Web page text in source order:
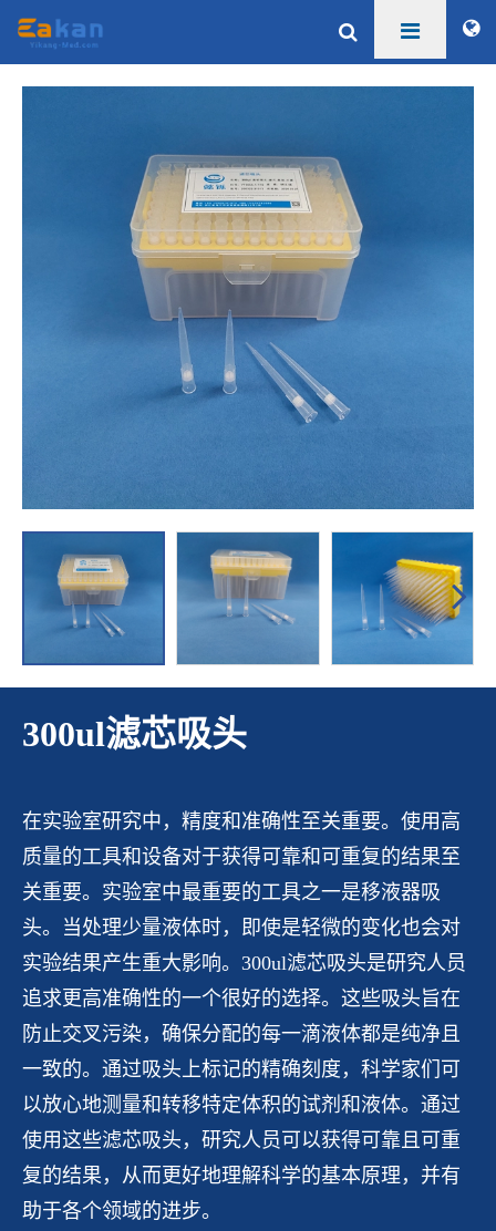
300ul滤芯吸头
在实验室研究中，精度和准确性至关重要。使用高
质量的工具和设备对于获得可靠和可重复的结果至
关重要。实验室中最重要的工具之一是移液器吸
头。当处理少量液体时，即使是轻微的变化也会对
实验结果产生重大影响。300ul滤芯吸头是研究人员
追求更高准确性的一个很好的选择。这些吸头旨在
防止交叉污染，确保分配的每一滴液体都是纯净且
一致的。通过吸头上标记的精确刻度，科学家们可
以放心地测量和转移特定体积的试剂和液体。通过
使用这些滤芯吸头，研究人员可以获得可靠且可重
复的结果，从而更好地理解科学的基本原理，并有
助于各个领域的进步。